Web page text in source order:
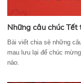
Những câu chúc
Bài viết chia sẻ những
mau lưu lại để chúc
nào.